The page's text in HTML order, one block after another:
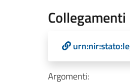
Collegamenti
Argomenti: